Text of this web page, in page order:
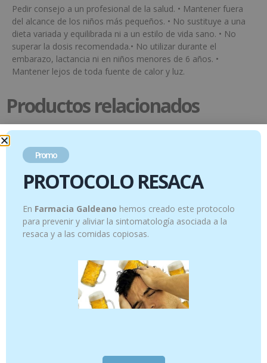
Pedir consejo a un profesional de la salud. • Mantener fuera
del alcance de los niños más pequeños. • No sustituye a una
dieta variada y equilibrada ni a un estilo de vida sano. • No
superar la dosis recomendada.• No utilizar durante el
embarazo, lactancia ni en niños menores de 6 años. •
Mantener lejos de toda fuente de calor y luz.
Productos relacionados
Cedro del Atlas – 10 ml
6.95€
Añadir al carrito
Promo
PROTOCOLO RESACA
En Farmacia Galdeano hemos creado este protocolo
para prevenir y aliviar la sintomatología asociada a la
resaca y a las comidas copiosas.